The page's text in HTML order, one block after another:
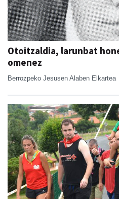
Otoitzaldia, larunbat
omenez
Berrozpeko Jesusen Alaben Elkartea